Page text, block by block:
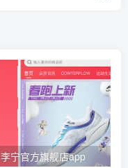
李宁官方旗舰店app